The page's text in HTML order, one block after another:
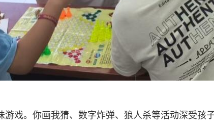
戏。你画我猜、数字炸弹、狼人杀等活动深受孩